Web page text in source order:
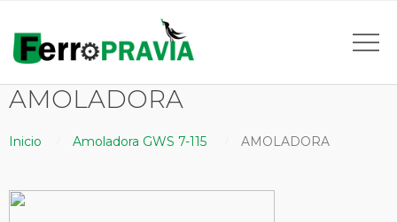
AMOLADORA
Inicio Amoladora GWS 7-115 AMOLADORA